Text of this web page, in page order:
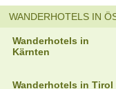
WANDERHOTELS IN
Wanderhotels in
Kärnten
Wanderhotels in Tirol